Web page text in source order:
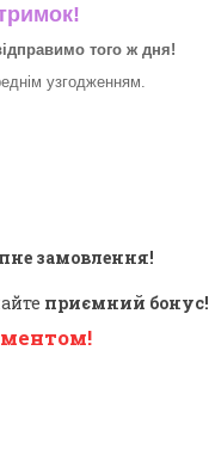
того ж дня!
узгодженням.
замовлення!
приємний бонус!